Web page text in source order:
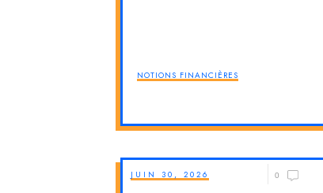
NOTIONS FINANCIÈRES
JUIN 30, 2026 0